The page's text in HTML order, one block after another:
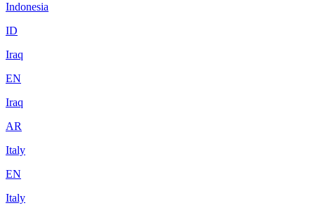
Indonesia
ID
Iraq
EN
Iraq
AR
Italy
EN
Italy